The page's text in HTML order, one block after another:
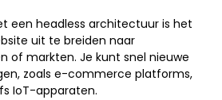
een headless architectuur is het
uit te breiden naar
of markten. Je kunt snel nieuwe
zoals e-commerce platforms,
IoT-apparaten.